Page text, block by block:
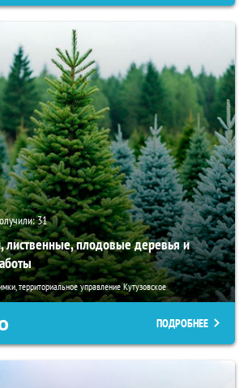
31
лиственные, плодовые деревья и
территориальное управление Кутузовское
ПОДРОБНЕЕ